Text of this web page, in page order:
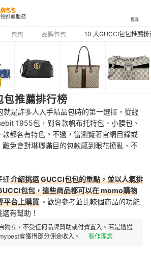
包包
推薦服務
搜尋
包包 品牌包包 10 大GUCCI包包推薦排
推薦排行榜
就是許多人入手精品包時的第一選擇，從經
1955包，到各款帆布托特包、小腰包、
款都各有特色。不過，當瀏覽著官網目錄或
免會對琳瑯滿目的包款感到眼花撩亂、不
細介紹挑選 GUCCI包包的重點，並以人氣排
包包，這些商品都可以在 momo購物
平台上購買 。歡迎參考並比較個商品的功能
有幫助！
獨立，不受任何品牌贊助或付費置入。若是透過
會獲得部分佣金收入。
製作理念